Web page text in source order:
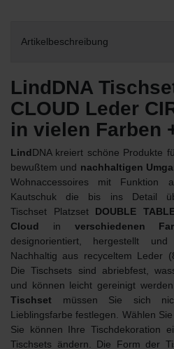
Artikelbeschreibung
LindDNA
CLOUD Leder
in vielen Farben
LindDNA kreiert schöne Produkte
bewußtem und nachhaltigen
Wohnaccessoires mit Funktion
Kautschuk die bis ins Detail
Tischset Platzset DOUBLE
Cloud in verschiedenen
designorientiert, hergestellt
Nachhaltig aus recyceltem Leder
Die Tischsets sind abriebfest,
und können leicht gereinigt
Tischset müssen Sie sich
Lieblingsfarbe festlegen. Wählen
Sie können Ihre Tischdekoration
Tischsets ändern. Die Form der